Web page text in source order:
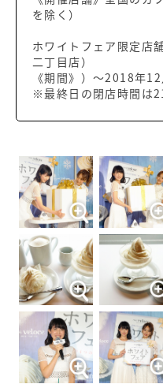
を除く）
ホワイトフェア限定店
二丁目店）
《期間》）～2018年
※最終日の閉店時間は